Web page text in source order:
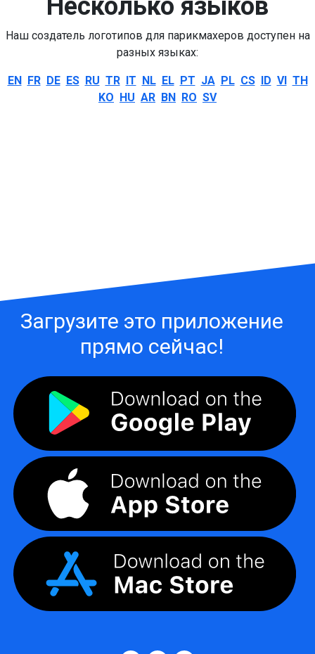
Несколько языков
Наш создатель логотипов для парикмахеров доступен на
разных языках:
EN FR DE ES RU TR IT NL EL PT JA PL CS ID VI TH
KO HU AR BN RO SV
Загрузите это приложение
прямо сейчас!